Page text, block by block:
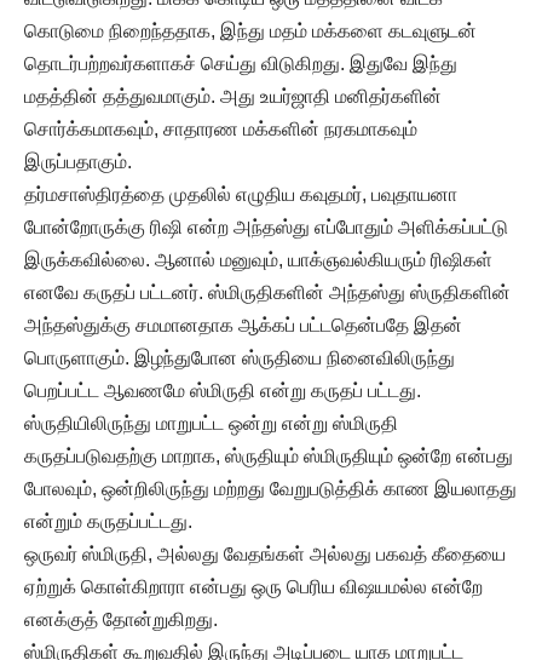
கொடுமை நிறைந்ததாக, இந்து மதம் மக்களை கடவுளுடன்
தொடர்பற்றவர்களாகச் செய்து விடுகிறது. இதுவே இந்து
மதத்தின் தத்துவமாகும். அது உயர்ஜாதி மனிதர்களின்
சொர்க்கமாகவும், சாதாரண மக்களின் நரகமாகவும்
இருப்பதாகும்.
தர்மசாஸ்திரத்தை முதலில் எழுதிய கவுதமர், பவுதாயனா
போன்றோருக்கு ரிஷி என்ற அந்தஸ்து எப்போதும் அளிக்கப்பட்டு
இருக்கவில்லை. ஆனால் மனுவும், யாக்ஞவல்கியரும் ரிஷிகள்
எனவே கருதப் பட்டனர். ஸ்மிருதிகளின் அந்தஸ்து ஸ்ருதிகளின்
அந்தஸ்துக்கு சமமானதாக ஆக்கப் பட்டதென்பதே இதன்
பொருளாகும். இழந்துபோன ஸ்ருதியை நினைவிலிருந்து
பெறப்பட்ட ஆவணமே ஸ்மிருதி என்று கருதப் பட்டது.
ஸ்ருதியிலிருந்து மாறுபட்ட ஒன்று என்று ஸ்மிருதி
கருதப்படுவதற்கு மாறாக, ஸ்ருதியும் ஸ்மிருதியும் ஒன்றே என்பது
போலவும், ஒன்றிலிருந்து மற்றது வேறுபடுத்திக் காண இயலாதது
என்றும் கருதப்பட்டது.
ஒருவர் ஸ்மிருதி, அல்லது வேதங்கள் அல்லது பகவத் கீதையை
ஏற்றுக் கொள்கிறாரா என்பது ஒரு பெரிய விஷயமல்ல என்றே
எனக்குத் தோன்றுகிறது.
ஸ்மிருதிகள் கூறுவதில் இருந்து அடிப்படை யாக மாறுபட்ட